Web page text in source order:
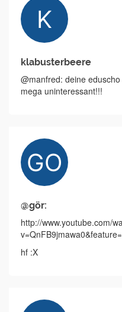
klabusterbeere
@manfred: deine
mega uninteressant!!!
@gör:
http://www.youtube.com/
hf :X